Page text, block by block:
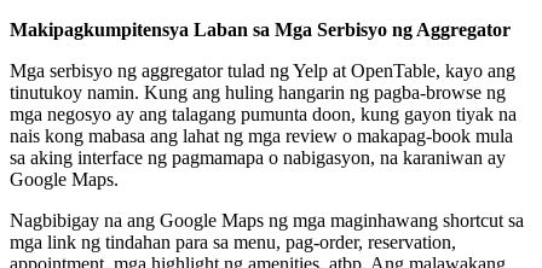
Makipagkumpitensya Laban sa Mga Serbisyo ng Aggregator
Mga serbisyo ng aggregator tulad ng Yelp at OpenTable, kayo ang
tinutukoy namin. Kung ang huling hangarin ng pagba-browse ng
mga negosyo ay ang talagang pumunta doon, kung gayon tiyak na
nais kong mabasa ang lahat ng mga review o makapag-book mula
sa aking interface ng pagmamapa o nabigasyon, na karaniwan ay
Google Maps.
Nagbibigay na ang Google Maps ng mga maginhawang shortcut sa
mga link ng tindahan para sa menu, pag-order, reservation,
appointment, mga highlight ng amenities, atbp. Ang malawakang